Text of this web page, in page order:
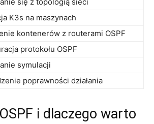
K3s na maszynach
⁤kontenerów z routerami OSPF
⁤protokołu‍ OSPF
symulacji
poprawności działania
i‌ dlaczego warto